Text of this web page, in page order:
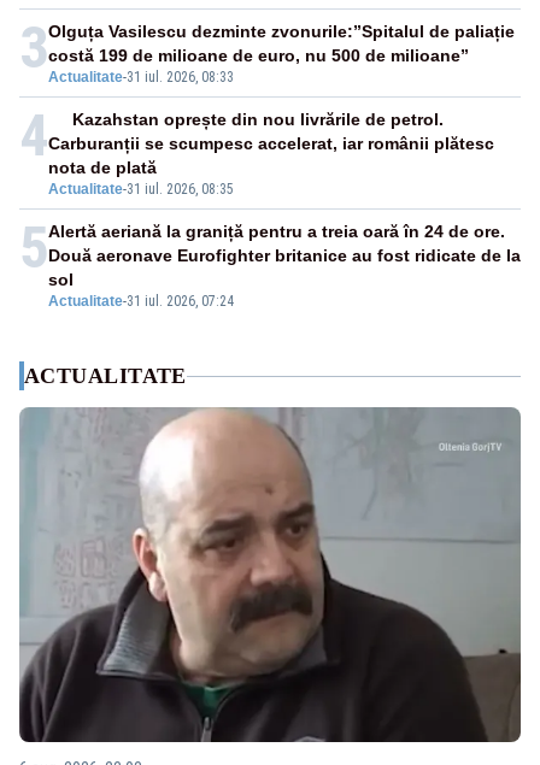
3Actualitate-31 iul. 2026, 08:33
Olguța Vasilescu dezminte zvonurile:”Spitalul de paliație
costă 199 de milioane de euro, nu 500 de milioane”
4
Actualitate-31 iul. 2026, 08:35
Kazahstan oprește din nou livrările de petrol.
Carburanții se scumpesc accelerat, iar românii plătesc
nota de plată
5
Actualitate-31 iul. 2026, 07:24
Alertă aeriană la graniță pentru a treia oară în 24 de ore.
Două aeronave Eurofighter britanice au fost ridicate de la
sol
ACTUALITATE